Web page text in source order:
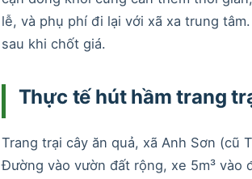
lễ, và phụ phí đi lại với xã xa trung
sau khi chốt giá.
Thực tế hút hầm trang
Trang trại cây ăn quả, xã Anh Sơn (cũ
Đường vào vườn đất rộng, xe 5m³ vào